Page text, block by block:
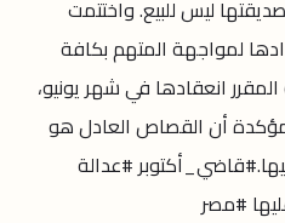
ليس للبيع. واختتمت
لمواجهة المتهم بكافة
انعقادها في شهر يونيو،
أن القصاص العادل هو
​#قاضي_أكتوبر #عدالة
#مصر